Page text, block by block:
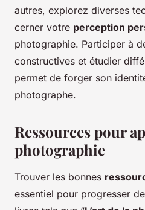
autres, explorez diverses
cerner votre perception
photographie. Participer à
constructives et étudier
permet de forger son
photographe.
Ressources pour
photographie
Trouver les bonnes
essentiel pour progresser